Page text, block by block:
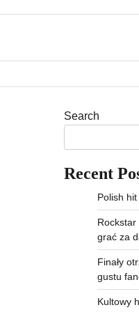
Search
Recent
Polish
grać za
Finały
gustu
Kultowy